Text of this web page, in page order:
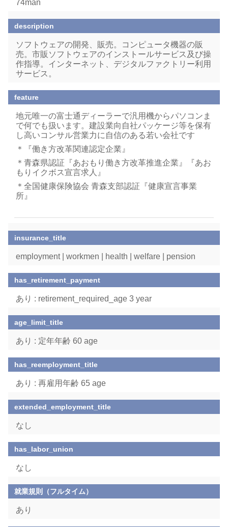
74man
description
ソフトウェアの開発、販売。コンピュータ機器の販
売。市販ソフトウェアのインストールサービス及び操
作指導。インターネット、デジタルファクトリー利用
サービス。
feature
地元唯一の富士通ディーラーで汎用機からパソコンま
で何でも扱います。建設業向自社パッケージ等を保有
し高いコンサル営業力に自信のある若い会社です
＊『働き方改革関連認定企業』
＊青森県認証『あおもり働き方改革推進企業』『あお
もりイクボス宣言求人』
＊全国健康保険協会 青森支部認証『健康宣言事業
所』
insurance_title
employment | workmen | health | welfare | pension
has_retirement_payment
あり : retirement_required_age 3 year
age_limit_title
あり : 定年年齢 60 age
has_reemployment_title
あり : 再雇用年齢 65 age
extended_employment_title
なし
has_labor_union
なし
就業規則（フルタイム）
あり